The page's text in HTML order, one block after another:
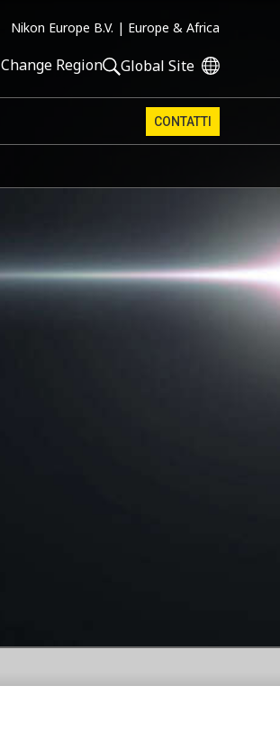
Nikon Europe B.V. | Europe & Africa
Change Region Global Site
CONTATTI